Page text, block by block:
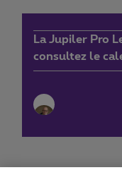
La Jupiler Pro
consultez le